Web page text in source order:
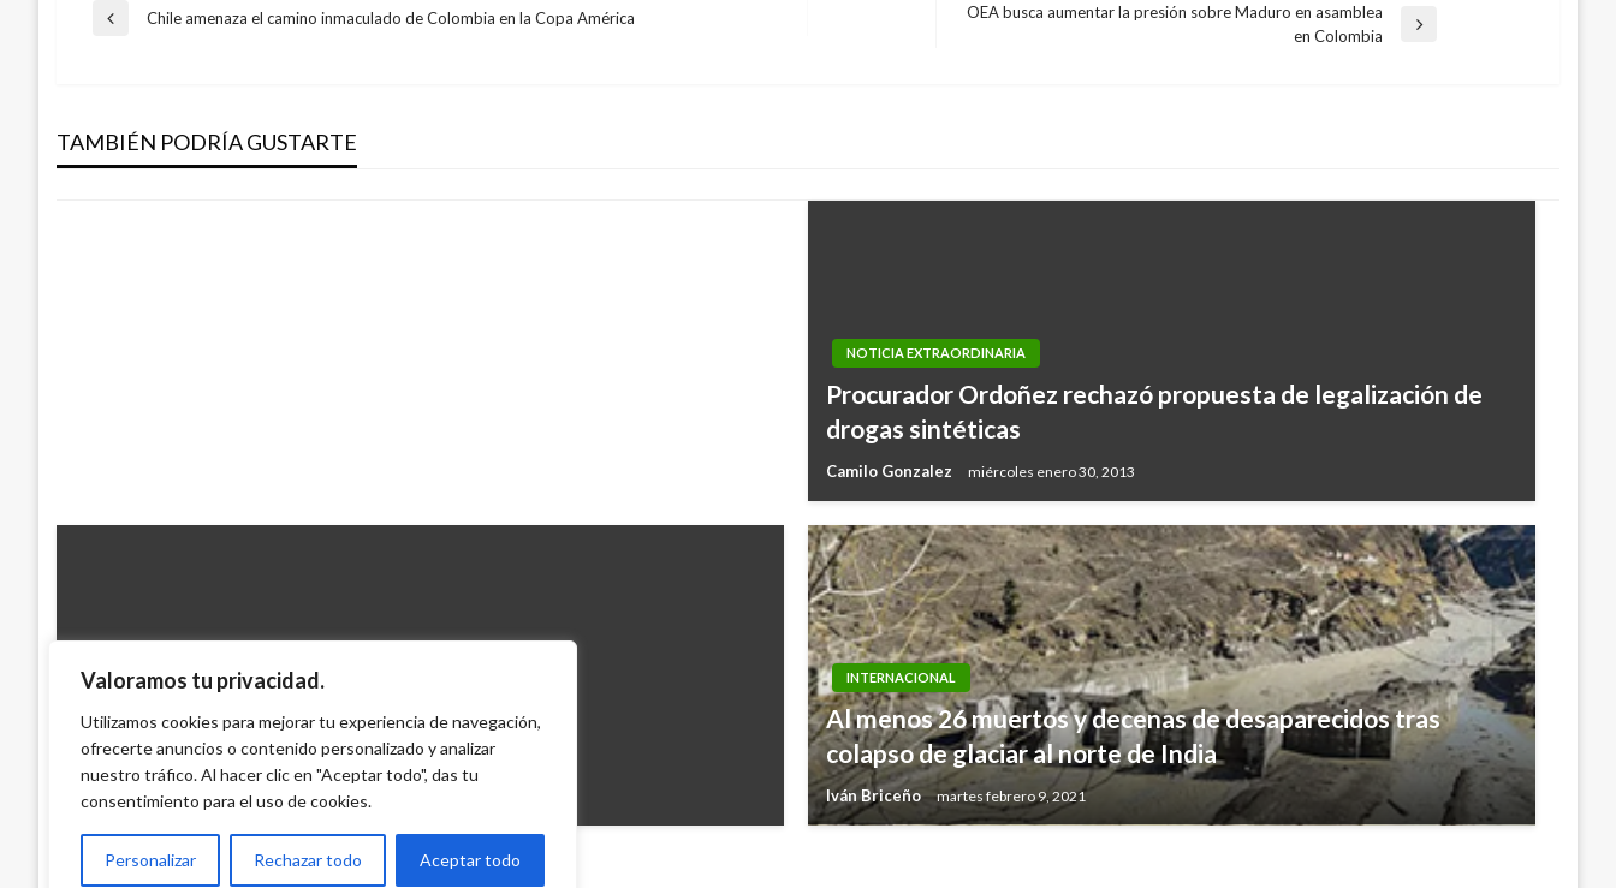
Valoramos tu privacidad.
Utilizamos cookies para mejorar tu experiencia de navegación,
ofrecerte anuncios o contenido personalizado y analizar
nuestro tráfico. Al hacer clic en "Aceptar todo", das tu
consentimiento para el uso de cookies.
Personalizar Rechazar todo Aceptar todo
Navegación
entradas
Entrada
Chile amenaza el camino inmaculado de Colombia en la Copa América
OEA busca aumentar la presión sobre Maduro en asamblea
en Colombia
TAMBIÉN PODRÍA GUSTARTE
en Colombia
Iván Briceño miércoles enero 4, 2017
NOTICIA EXTRAORDINARIA
Procurador Ordoñez rechazó propuesta de legalización de
drogas sintéticas
Camilo Gonzalez miércoles enero 30, 2013
Capturado otro ejecutivo de la firma DMG
Giovanni Alarcón M. jueves diciembre 11, 2008
INTERNACIONAL
Al menos 26 muertos y decenas de desaparecidos tras
colapso de glaciar al norte de India
Iván Briceño martes febrero 9, 2021